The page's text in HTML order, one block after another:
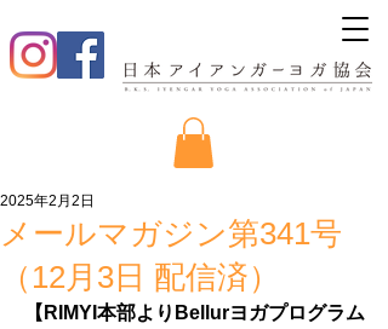
メールマガジン第341号
（12月3日 配信済）
2025年2月2日
【RIMYI本部よりBellurヨガプログラム